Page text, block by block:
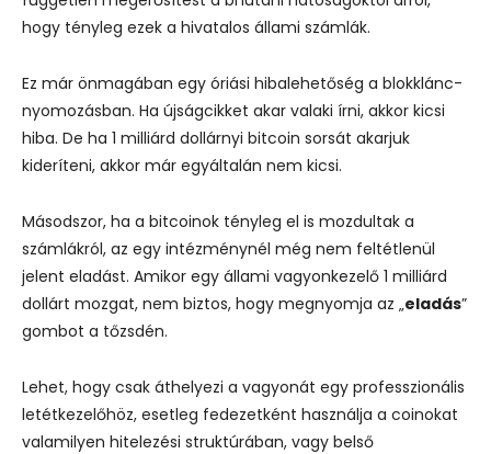
hogy tényleg ezek a hivatalos állami számlák.
Ez már önmagában egy óriási hibalehetőség a blokklánc-
nyomozásban. Ha újságcikket akar valaki írni, akkor kicsi
hiba. De ha 1 milliárd dollárnyi bitcoin sorsát akarjuk
kideríteni, akkor már egyáltalán nem kicsi.
Másodszor, ha a bitcoinok tényleg el is mozdultak a
számlákról, az egy intézménynél még nem feltétlenül
jelent eladást. Amikor egy állami vagyonkezelő 1 milliárd
dollárt mozgat, nem biztos, hogy megnyomja az „eladás”
gombot a tőzsdén.
Lehet, hogy csak áthelyezi a vagyonát egy professzionális
letétkezelőhöz, esetleg fedezetként használja a coinokat
valamilyen hitelezési struktúrában, vagy belső